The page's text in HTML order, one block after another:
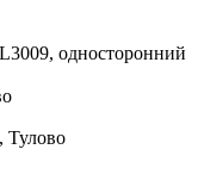
односторонний